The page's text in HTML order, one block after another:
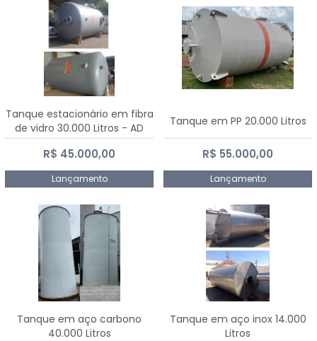
Tanque estacionário em fibra
de vidro 30.000 Litros - AD
Fibras
R$ 45.000,00
Lançamento
Tanque em PP 20.000 Litros
R$ 55.000,00
Lançamento
Tanque em aço carbono
40.000 Litros
Tanque em aço inox 14.000
Litros